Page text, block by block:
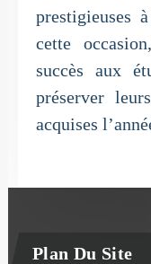
prestigieuses
cette
succès aux
préserver
acquises
Plan Du Site